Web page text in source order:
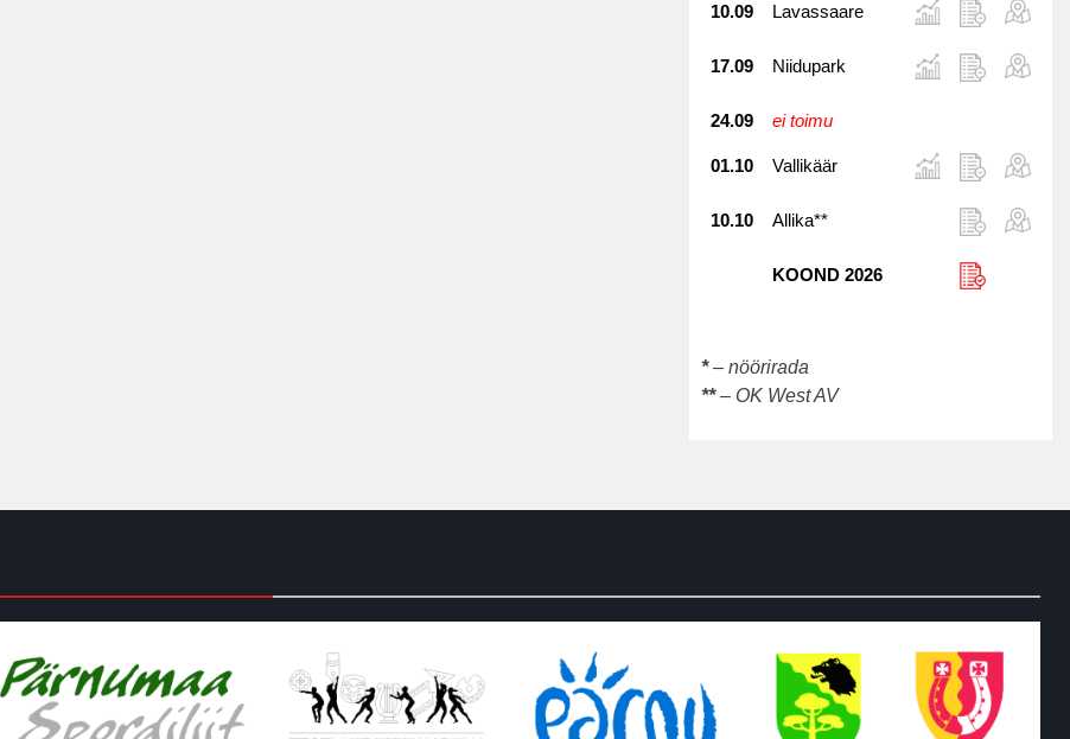
10.09 Lavassaare
17.09 Niidupark
24.09 ei toimu
01.10 Vallikäär
10.10 Allika**
KOOND 2026
*– nöörirada
**– OK West AV